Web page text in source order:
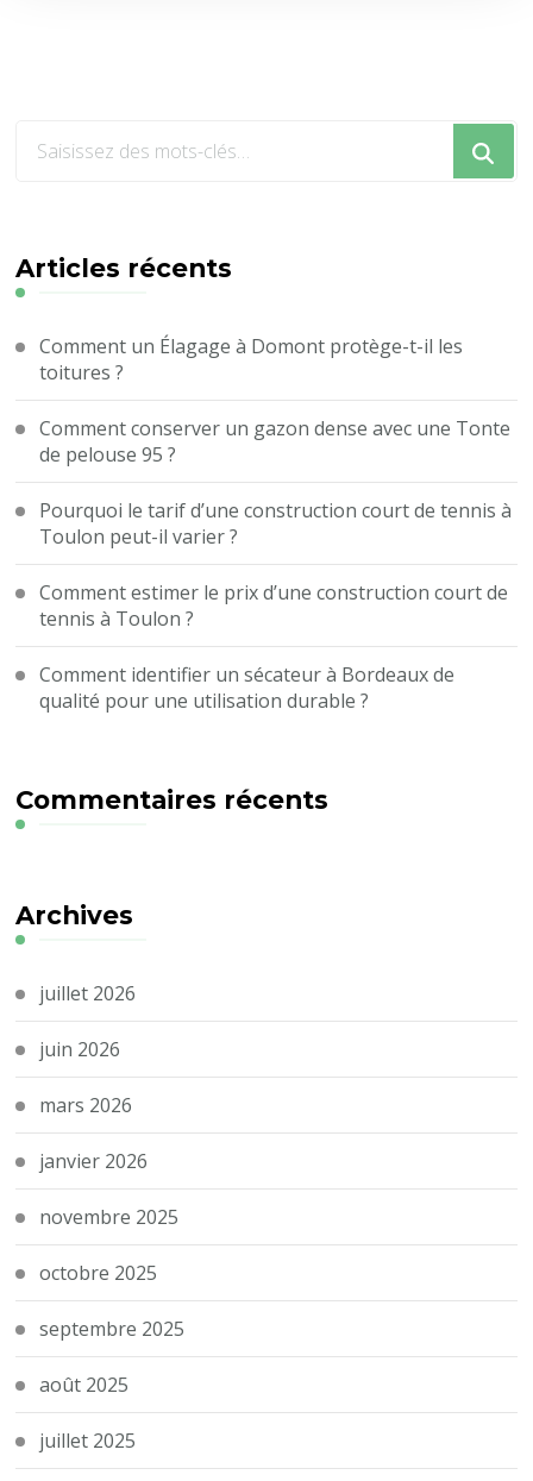
recherchiez
?
Articles récents
Comment un Élagage à Domont protège-t-il les
toitures ?
Comment conserver un gazon dense avec une Tonte
de pelouse 95 ?
Pourquoi le tarif d’une construction court de tennis à
Toulon peut-il varier ?
Comment estimer le prix d’une construction court de
tennis à Toulon ?
Comment identifier un sécateur à Bordeaux de
qualité pour une utilisation durable ?
Commentaires récents
Archives
juillet 2026
juin 2026
mars 2026
janvier 2026
novembre 2025
octobre 2025
septembre 2025
août 2025
juillet 2025